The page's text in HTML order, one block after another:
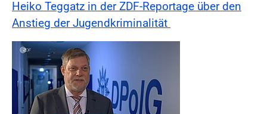
Heiko Teggatz in der ZDF-Reportage über den
Anstieg der Jugendkriminalität